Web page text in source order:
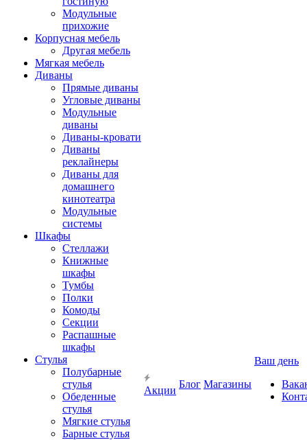
Модульные
прихожие
Корпусная мебель
Другая мебель
Мягкая мебель
Диваны
Прямые диваны
Угловые диваны
Модульные
диваны
Диваны-кровати
Диваны
реклайнеры
Диваны для
домашнего
кинотеатра
Модульные
системы
Шкафы
Стеллажи
Книжные
шкафы
Тумбы
Полки
Комоды
Секции
Распашные
шкафы
Стулья
Полубарные
стулья
Обеденные
стулья
Мягкие стулья
Барные стулья
Акции
Блог Магазины
Ваш день